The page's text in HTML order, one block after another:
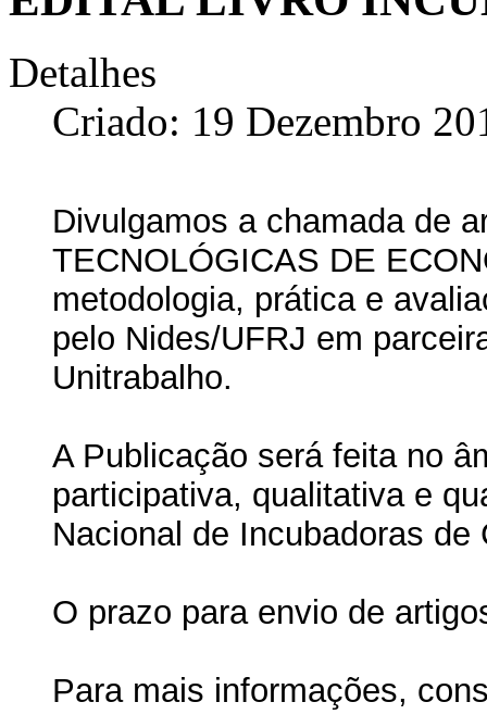
Detalhes
Criado: 19 Dezembro
Divulgamos a chamada de
TECNOLÓGICAS DE
metodologia, prática e
pelo Nides/UFRJ em
Unitrabalho.
A Publicação será feita no
participativa, qualitativa e
Nacional de Incubadoras de
O prazo para envio de
Para mais informações,